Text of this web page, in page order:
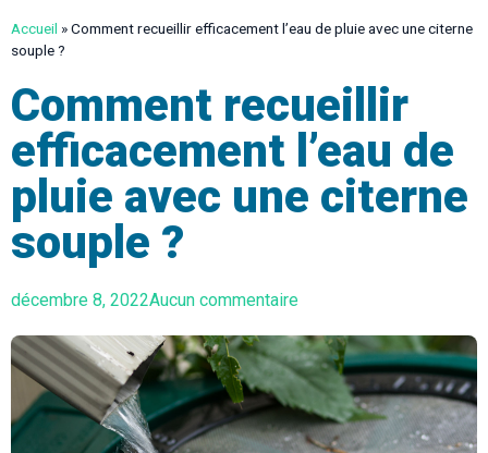
Accueil »Comment recueillir efficacement l’eau de pluie avec une citerne
souple ?
Comment recueillir
efficacement l’eau de
pluie avec une citerne
souple ?
décembre 8, 2022Aucun commentaire